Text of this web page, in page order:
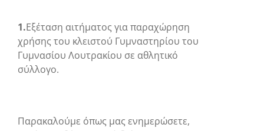
1.Εξέταση αιτήματος για παραχώρηση
χρήσης του κλειστού Γυμναστηρίου του
Γυμνασίου Λουτρακίου σε αθλητικό
σύλλογο.
Παρακαλούμε όπως μας ενημερώσετε,